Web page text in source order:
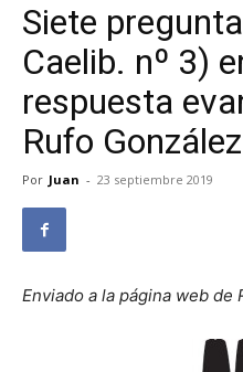
Siete
Caelib. nº 3)
respuesta
Rufo González
Por Juan - 23 septiembre 2019
Enviado a la página web de